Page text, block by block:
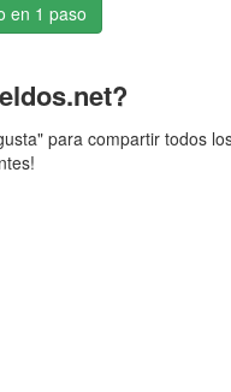
en 1 paso
para compartir todos